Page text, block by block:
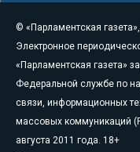
© «Парламентская газета»,
Электронное
«Парламентская газета»
Федеральной службе по
связи, информационных
массовых коммуникаций
августа 2011 года. 18+